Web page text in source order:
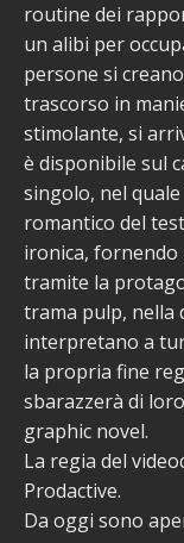
routine dei
un alibi per
persone si
trascorso in
stimolante, si
è disponibile sul
singolo, nel
romantico del
ironica, fornendo
tramite la
trama pulp, nella
interpretano a
la propria fine
sbarazzerà di
graphic novel.
La regia del
Prodactive.
Da oggi sono